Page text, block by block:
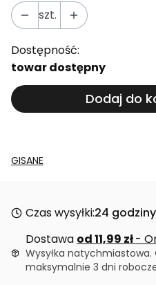
szt.
Dostępność:
towar dostępny
Dodaj do
GISANE
Czas wysyłki:24 godziny
Dostawa od 11,99 zł-
Wysyłka natychmiastowa.
maksymalnie 3 dni